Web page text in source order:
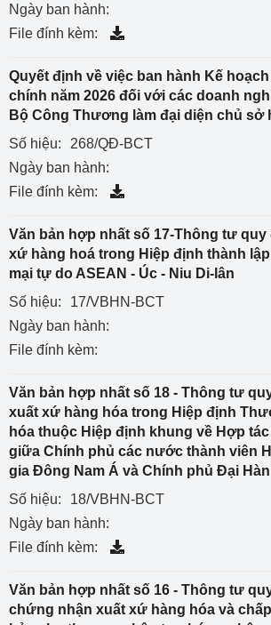
Ngày ban hành:
File đính kèm:
Quyết định về việc ban hành Kế
chính năm 2026 đối với các doanh
Bộ Công Thương làm đại diện chủ sở
Số hiệu:
268/QĐ-BCT
Ngày ban hành:
File đính kèm:
Văn bản hợp nhất số 17-Thông tư quy
xứ hàng hoá trong Hiệp định thành
mại tự do ASEAN - Úc - Niu Di-lân
Số hiệu:
17/VBHN-BCT
Ngày ban hành:
File đính kèm:
Văn bản hợp nhất số 18 - Thông tư
xuất xứ hàng hóa trong Hiệp định
hóa thuộc Hiệp định khung về Hợp
giữa Chính phủ các nước thành viên
gia Đông Nam Á và Chính phủ Đại
Số hiệu:
18/VBHN-BCT
Ngày ban hành:
File đính kèm:
Văn bản hợp nhất số 16 - Thông tư
chứng nhận xuất xứ hàng hóa và